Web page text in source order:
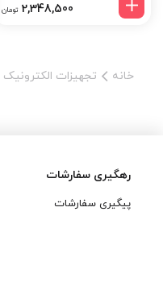
2,348,500 تومان
خانه تجهیزات الکترونیک
رهگیری سفارشات
پیگیری سفارشات